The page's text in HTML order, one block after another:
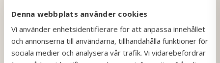
Denna webbplats använder cookies
Vi använder enhetsidentifierare för att anpassa innehållet
och annonserna till användarna, tillhandahålla funktioner för
sociala medier och analysera vår trafik. Vi vidarebefordrar
ledning, affärskapacitet och långsiktiga
Läs mer